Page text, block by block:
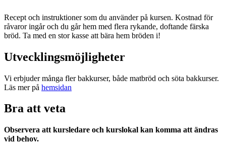
Recept och instruktioner som du använder på kursen. Kostnad för
råvaror ingår och du går hem med flera rykande, doftande färska
bröd. Ta med en stor kasse att bära hem bröden i!
Utvecklingsmöjligheter
Vi erbjuder många fler bakkurser, både matbröd och söta bakkurser.
Läs mer på hemsidan
Bra att veta
Observera att kursledare och kurslokal kan komma att ändras
vid behov.